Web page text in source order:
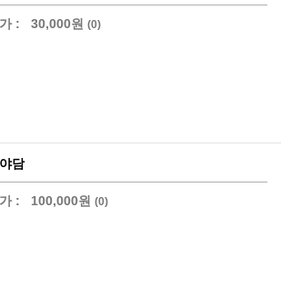
: 30,000원 (0)
담
: 100,000원 (0)